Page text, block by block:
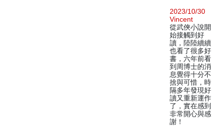
2023/10/30
Vincent
從武俠小說開
始接觸到好
讀，陸陸續續
也看了很多好
書，六年前看
到周博士的消
息覺得十分不
捨與可惜，時
隔多年發現好
讀又重新運作
了，實在感到
非常開心與感
謝！